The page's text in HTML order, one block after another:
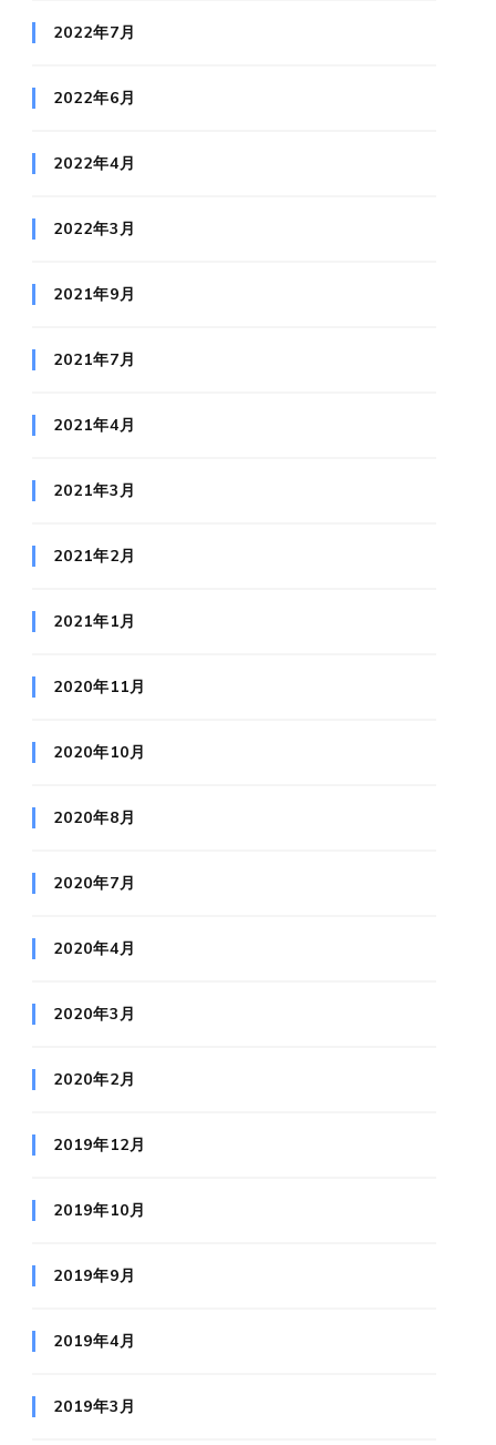
2022年7月
2022年6月
2022年4月
2022年3月
2021年9月
2021年7月
2021年4月
2021年3月
2021年2月
2021年1月
2020年11月
2020年10月
2020年8月
2020年7月
2020年4月
2020年3月
2020年2月
2019年12月
2019年10月
2019年9月
2019年4月
2019年3月